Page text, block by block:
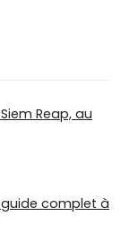
Reap, au
guide complet à